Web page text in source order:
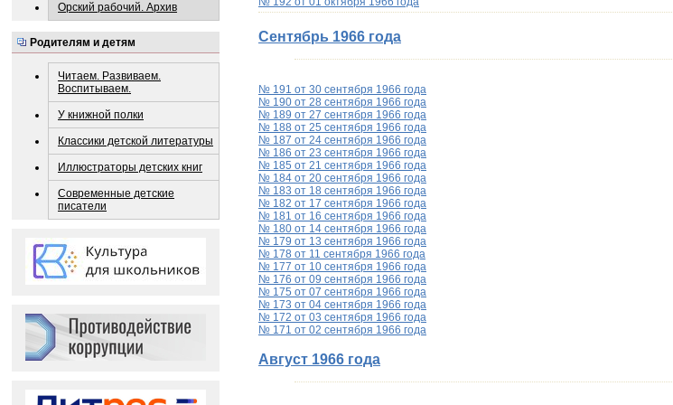
Орский рабочий. Архив
Родителям и детям
Читаем. Развиваем.
Воспитываем.
У книжной полки
Классики детской литературы
Иллюстраторы детских книг
Современные детские
писатели
Сентябрь 1966 года
№ 191 от 30 сентября 1966 года
№ 190 от 28 сентября 1966 года
№ 189 от 27 сентября 1966 года
№ 188 от 25 сентября 1966 года
№ 187 от 24 сентября 1966 года
№ 186 от 23 сентября 1966 года
№ 185 от 21 сентября 1966 года
№ 184 от 20 сентября 1966 года
№ 183 от 18 сентября 1966 года
№ 182 от 17 сентября 1966 года
№ 181 от 16 сентября 1966 года
№ 180 от 14 сентября 1966 года
№ 179 от 13 сентября 1966 года
№ 178 от 11 сентября 1966 года
№ 177 от 10 сентября 1966 года
№ 176 от 09 сентября 1966 года
№ 175 от 07 сентября 1966 года
№ 173 от 04 сентября 1966 года
№ 172 от 03 сентября 1966 года
№ 171 от 02 сентября 1966 года
Август 1966 года